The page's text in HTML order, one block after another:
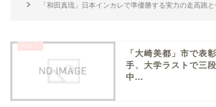
「和田真琉」日本インカレで準優勝する実力の走高跳
「大崎美都」市で表
手、大学ラストで三
中...